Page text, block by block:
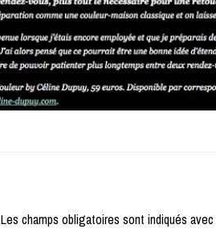
Les champs obligatoires sont indiqués avec